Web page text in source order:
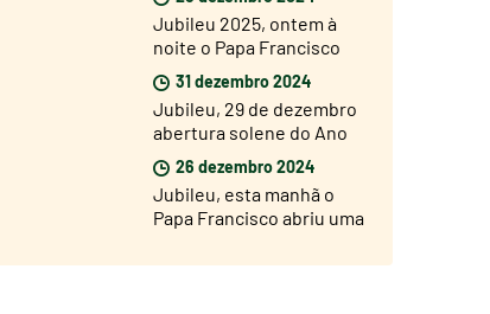
de São João de Latrão
Jubileu 2025, ontem à
noite o Papa Francisco
abriu a Porta Santa da
Basílica de São Pedro
31 dezembro 2024
Jubileu, 29 de dezembro
abertura solene do Ano
Jubilar nas dioceses de
todo o mundo
26 dezembro 2024
Jubileu, esta manhã o
Papa Francisco abriu uma
Rebibbia